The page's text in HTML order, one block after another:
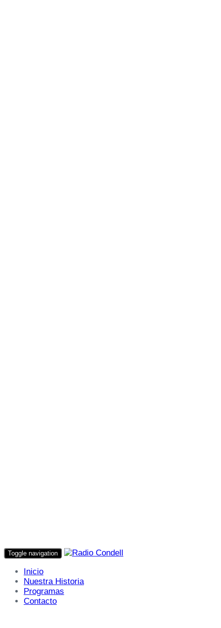
Toggle navigation
Inicio
Nuestra Historia
Programas
Contacto